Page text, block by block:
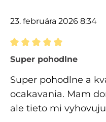
23. februára 2026 8:34
Recenzia s
Super pohodlne
Super pohodlne a
ocakavania. Mam
ale tieto mi